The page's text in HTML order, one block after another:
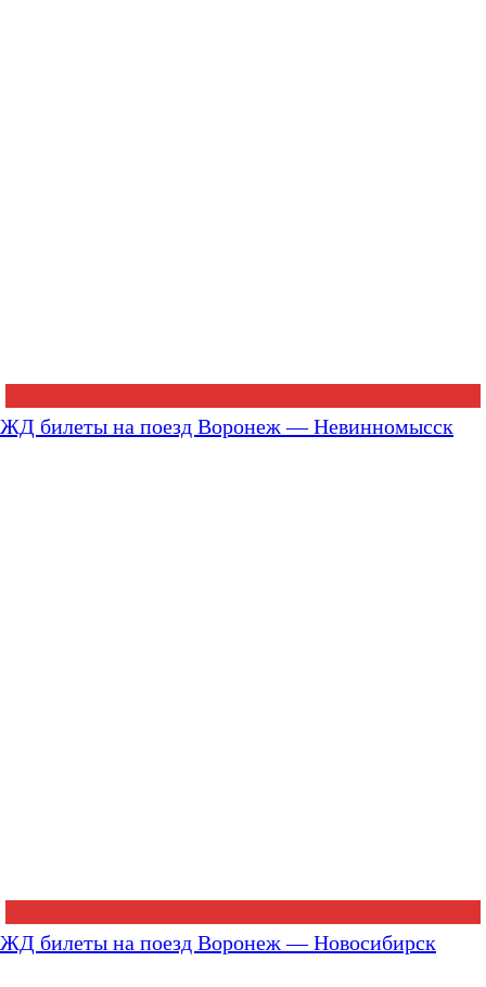
ЖД билеты на поезд Воронеж — Невинномысск
ЖД билеты на поезд Воронеж — Новосибирск